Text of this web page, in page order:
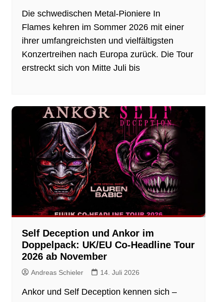
Die schwedischen Metal-Pioniere In
Flames kehren im Sommer 2026 mit einer
ihrer umfangreichsten und vielfältigsten
Konzertreihen nach Europa zurück. Die Tour
erstreckt sich von Mitte Juli bis
Self Deception und Ankor im
Doppelpack: UK/EU Co-Headline Tour
2026 ab November
Andreas Schieler 14. Juli 2026
Ankor und Self Deception kennen sich –